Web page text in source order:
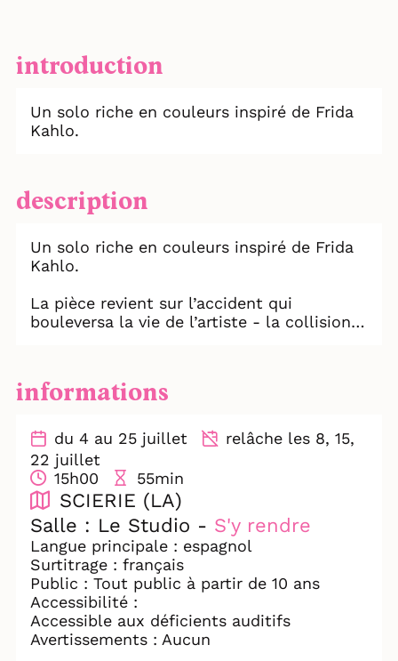
introduction
Un solo riche en couleurs inspiré de Frida
Kahlo.
description
Un solo riche en couleurs inspiré de Frida
Kahlo.
La pièce revient sur l’accident qui
bouleversa la vie de l’artiste - la collision
ne marchera plus. Mais ceci n’entravera
pas sa farouche volonté de vivre, de créer,
Sur scène, elle marche, elle court. À
travers l’usage de marionnettes, elle
convoque ses souvenirs et affronte ses
douleurs.
Le spectacle est en espagnol surtitré en
français, pour mieux nous immerger dans
l’histoire.
Ce n’est pas une biographie, mais une
forme libre, poétique et incarnée.
En cette année marquant le bicentenaire
informations
du 4 au 25 juillet
relâche les 8, 15,
22 juillet
15h00
55min
SCIERIE (LA)
Salle : Le Studio - S'y rendre
Langue principale : espagnol
Surtitrage : français
Public : Tout public à partir de 10 ans
Accessibilité :
Accessible aux déficients auditifs
Avertissements : Aucun